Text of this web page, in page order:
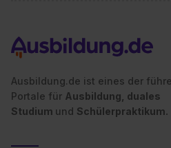
Ausbildung.de ist eines der
Portale für Ausbildung, duales
Studium und Schülerpraktikum.